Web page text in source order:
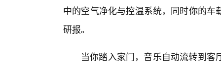
中的空气净化与控温系统，同时你的
研报。
当你踏入家门，音乐自动流转到